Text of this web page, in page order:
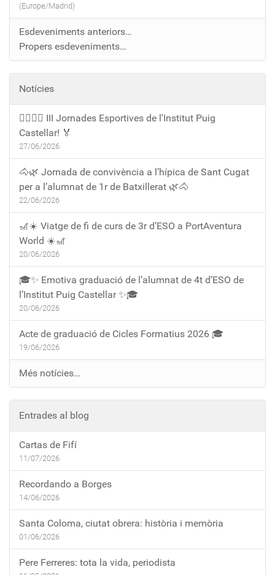
(Europe/Madrid)
Esdeveniments anteriors…
Propers esdeveniments…
Notícies
🏃‍♀️🏃‍♂️ III Jornades Esportives de l'Institut Puig
Castellar! 🏅
27/06/2026
🐴🌿 Jornada de convivència a l’hípica de Sant Cugat
per a l’alumnat de 1r de Batxillerat 🌿🐴
22/06/2026
🎢☀️ Viatge de fi de curs de 3r d’ESO a PortAventura
World ☀️🎢
20/06/2026
🎓✨ Emotiva graduació de l’alumnat de 4t d’ESO de
l’Institut Puig Castellar ✨🎓
20/06/2026
Acte de graduació de Cicles Formatius 2026 🎓
19/06/2026
Més notícies…
Entrades al blog
Cartas de Fifí
11/07/2026
Recordando a Borges
14/06/2026
Santa Coloma, ciutat obrera: història i memòria
01/06/2026
Pere Ferreres: tota la vida, periodista